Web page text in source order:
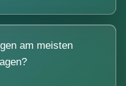
am meisten